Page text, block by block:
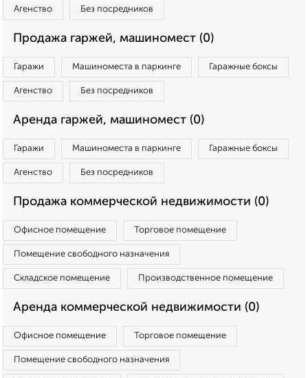
Агенство Без посредников
Продажа гаржей, машиномест (0)
Гаражи Машиноместа в паркинге Гаражные боксы
Агенство Без посредников
Аренда гаржей, машиномест (0)
Гаражи Машиноместа в паркинге Гаражные боксы
Агенство Без посредников
Продажа коммерческой недвижимости (0)
Офисное помещение Торговое помещение
Помещение свободного назначения
Складское помещение Производственное помещение
Аренда коммерческой недвижимости (0)
Офисное помещение Торговое помещение
Помещение свободного назначения